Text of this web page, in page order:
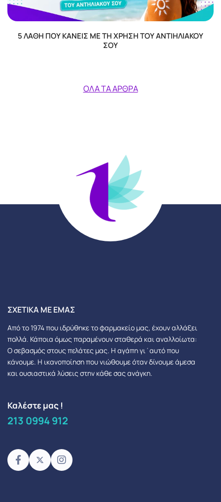
5 ΛΆΘΗ ΠΟΥ ΚΆΝΕΙΣ ΜΕ ΤΗ ΧΡΉΣΗ ΤΟΥ ΑΝΤΙΗΛΙΑΚΟΎ
ΣΟΥ
ΌΛΑ ΤΑ ΆΡΘΡΑ
ΣΧΕΤΙΚΆ ΜΕ ΕΜΆΣ
Από το 1974 που ιδρύθηκε το φαρμακείο μας, έχουν αλλάξει
πολλά. Κάποια όμως παραμένουν σταθερά και αναλλοίωτα:
Ο σεβασμός στους πελάτες μας. Η αγάπη γι΄αυτό που
κάνουμε. Η ικανοποίηση που νιώθουμε όταν δίνουμε άμεσα
και ουσιαστικά λύσεις στην κάθε σας ανάγκη.
Καλέστε μας !
213 0994 912